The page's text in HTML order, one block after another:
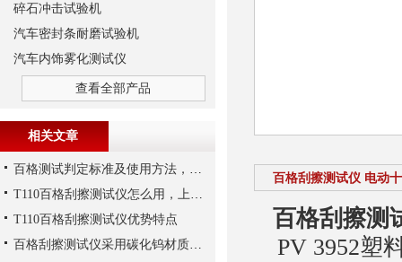
百格刮擦测试仪 电动
百格刮擦测
PV 3952塑
碎石冲击试验机
汽车密封条耐磨试验机
汽车内饰雾化测试仪
查看全部产品
相关文章
百格测试判定标准及使用方法，T110百格刮擦测试仪适用
T110百格刮擦测试仪怎么用，上海千实工程师指导您
T110百格刮擦测试仪优势特点
百格刮擦测试仪采用碳化钨材质做刮指，能够增加使用寿命